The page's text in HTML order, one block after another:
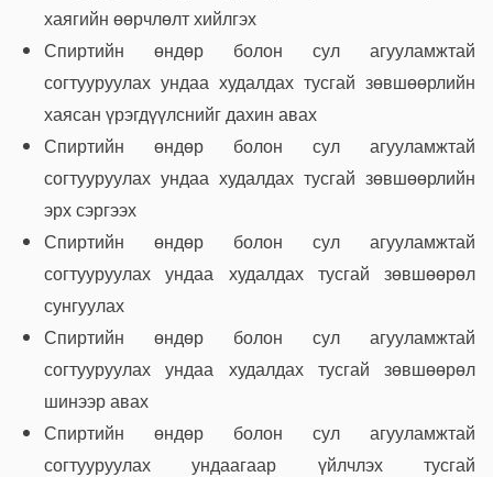
хаягийн өөрчлөлт хийлгэх
Спиртийн өндөр болон сул агууламжтай
согтууруулах ундаа худалдах тусгай зөвшөөрлийн
хаясан үрэгдүүлснийг дахин авах
Спиртийн өндөр болон сул агууламжтай
согтууруулах ундаа худалдах тусгай зөвшөөрлийн
эрх сэргээх
Спиртийн өндөр болон сул агууламжтай
согтууруулах ундаа худалдах тусгай зөвшөөрөл
сунгуулах
Спиртийн өндөр болон сул агууламжтай
согтууруулах ундаа худалдах тусгай зөвшөөрөл
шинээр авах
Спиртийн өндөр болон сул агууламжтай
согтууруулах ундаагаар үйлчлэх тусгай